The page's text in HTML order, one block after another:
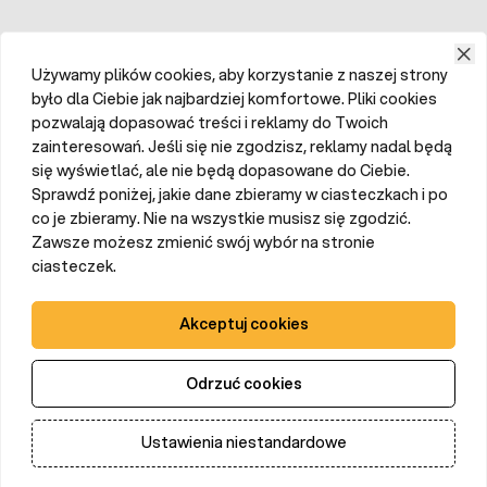
Ilość
Używamy plików cookies, aby korzystanie z naszej strony
było dla Ciebie jak najbardziej komfortowe. Pliki cookies
pozwalają dopasować treści i reklamy do Twoich
zainteresowań. Jeśli się nie zgodzisz, reklamy nadal będą
się wyświetlać, ale nie będą dopasowane do Ciebie.
Sprawdź poniżej, jakie dane zbieramy w ciasteczkach i po
co je zbieramy. Nie na wszystkie musisz się zgodzić.
Zawsze możesz zmienić swój wybór na stronie
ciasteczek.
Akceptuj cookies
Odrzuć cookies
Ustawienia niestandardowe